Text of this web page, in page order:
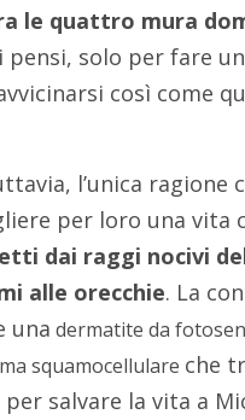
le quattro mura
pensi, solo per fare
così come
l’unica
per loro una vita
dai raggi nocivi
alle orecchie. La
una dermatite da
squamocellulare che
salvare la vita a